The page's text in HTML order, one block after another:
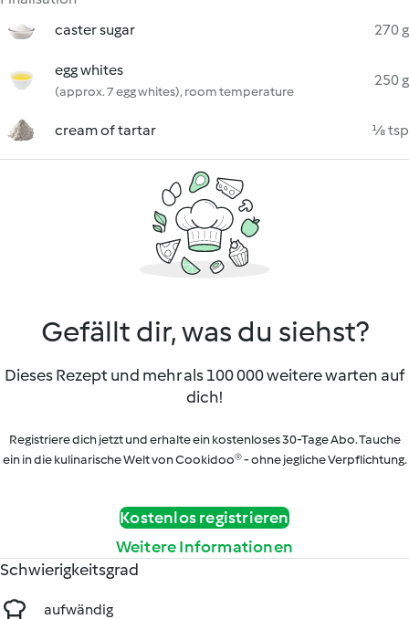
caster sugar
270 g
egg whites
(approx. 7 egg whites), room temperature
250 g
cream of tartar ⅛ tsp
Gefällt dir, was du siehst?
Dieses Rezept und mehr als 100 000 weitere warten auf
dich!
Registriere dich jetzt und erhalte ein kostenloses 30-Tage Abo. Tauche
ein in die kulinarische Welt von Cookidoo® - ohne jegliche Verpflichtung.
Kostenlos registrieren
Weitere Informationen
Schwierigkeitsgrad
aufwändig